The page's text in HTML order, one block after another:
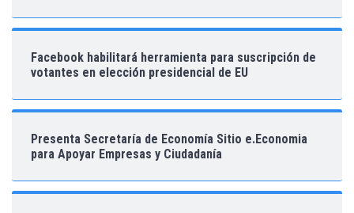
Facebook habilitará herramienta para suscripción de
votantes en elección presidencial de EU
Presenta Secretaría de Economía Sitio e.Economia
para Apoyar Empresas y Ciudadanía